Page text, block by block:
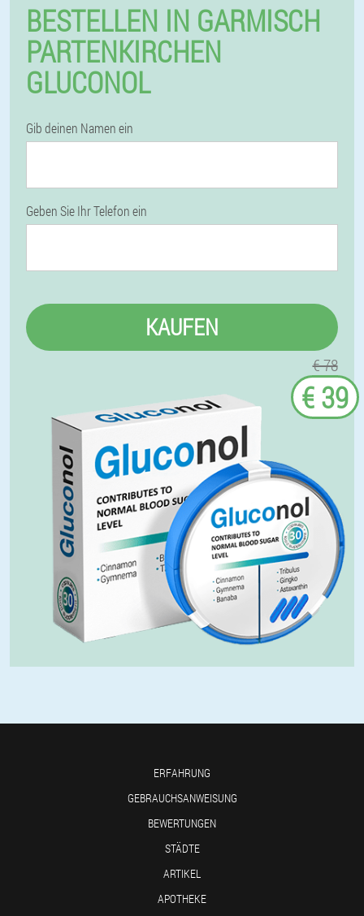
BESTELLEN IN GARMISCH
PARTENKIRCHEN
GLUCONOL
Gib deinen Namen ein
Geben Sie Ihr Telefon ein
KAUFEN
€ 78
€ 39
ERFAHRUNG
GEBRAUCHSANWEISUNG
BEWERTUNGEN
STÄDTE
ARTIKEL
APOTHEKE